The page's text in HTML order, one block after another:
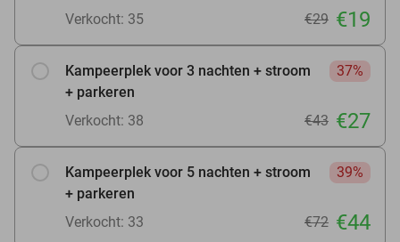
Verkocht: 35 €29 €19
Kampeerplek voor 3 nachten + stroom
+ parkeren
37%
Verkocht: 38 €43 €27
Kampeerplek voor 5 nachten + stroom
+ parkeren
39%
Verkocht: 33 €72 €44